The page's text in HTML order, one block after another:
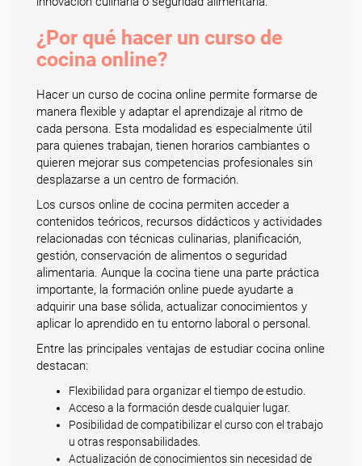
¿Por qué hacer un curso de
cocina online?
Hacer un curso de cocina online permite formarse de
manera flexible y adaptar el aprendizaje al ritmo de
cada persona. Esta modalidad es especialmente útil
para quienes trabajan, tienen horarios cambiantes o
quieren mejorar sus competencias profesionales sin
desplazarse a un centro de formación.
Los cursos online de cocina permiten acceder a
contenidos teóricos, recursos didácticos y actividades
relacionadas con técnicas culinarias, planificación,
gestión, conservación de alimentos o seguridad
alimentaria. Aunque la cocina tiene una parte práctica
importante, la formación online puede ayudarte a
adquirir una base sólida, actualizar conocimientos y
aplicar lo aprendido en tu entorno laboral o personal.
Entre las principales ventajas de estudiar cocina online
destacan:
Flexibilidad para organizar el tiempo de estudio.
Acceso a la formación desde cualquier lugar.
Posibilidad de compatibilizar el curso con el trabajo
u otras responsabilidades.
Actualización de conocimientos sin necesidad de